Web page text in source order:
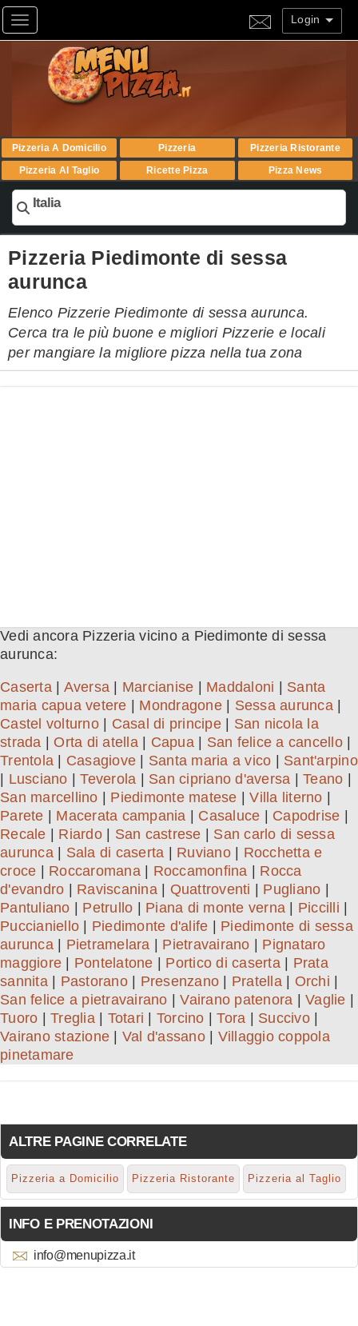
Toggle navigation Login
Pizzeria A Domicilio Pizzeria
Pizzeria Ristorante
Pizzeria Al Taglio
Ricette Pizza Pizza News
Italia
Pizzeria Piedimonte di sessa
aurunca
Elenco Pizzerie Piedimonte di sessa aurunca.
Cerca tra le più buone e migliori Pizzerie e locali
per mangiare la migliore pizza nella tua zona
Vedi ancora Pizzeria vicino a Piedimonte di sessa
aurunca:
Caserta| Aversa Marcianise Maddaloni
Santa
maria capua vetere
Mondragone| Sessa aurunca|
Castel volturno| Casal di principe| San nicola la
strada
Orta di atella| Capua| San felice a cancello|
Trentola
Casagiove Santa maria a vico
Sant'arpino
Lusciano |Teverola San cipriano d'aversa Teano
San marcellino
Piedimonte matese |Villa literno
Parete
Macerata campania Casaluce Capodrise
Recale
Riardo| San castrese
San carlo di sessa
aurunca| Sala di caserta Ruviano| Rocchetta e
croce
Roccaromana| Roccamonfina
Rocca
d'evandro
Raviscanina| Quattroventi Pugliano
Pantuliano
Petrullo Piana di monte verna Piccilli
Puccianiello
Piedimonte d'alife
Piedimonte di sessa
aurunca| Pietramelara Pietravairano
Pignataro
maggiore
Pontelatone Portico di caserta| Prata
sannita| Pastorano| Presenzano Pratella| Orchi
San felice a pietravairano |Vairano patenora Vaglie
Tuoro
Treglia| Totari Torcino |Tora Succivo|
Vairano stazione
Val d'assano| Villaggio coppola
pinetamare
ALTRE PAGINE CORRELATE
Pizzeria a Domicilio Pizzeria Ristorante Pizzeria al Taglio
INFO E PRENOTAZIONI
info@menupizza.it